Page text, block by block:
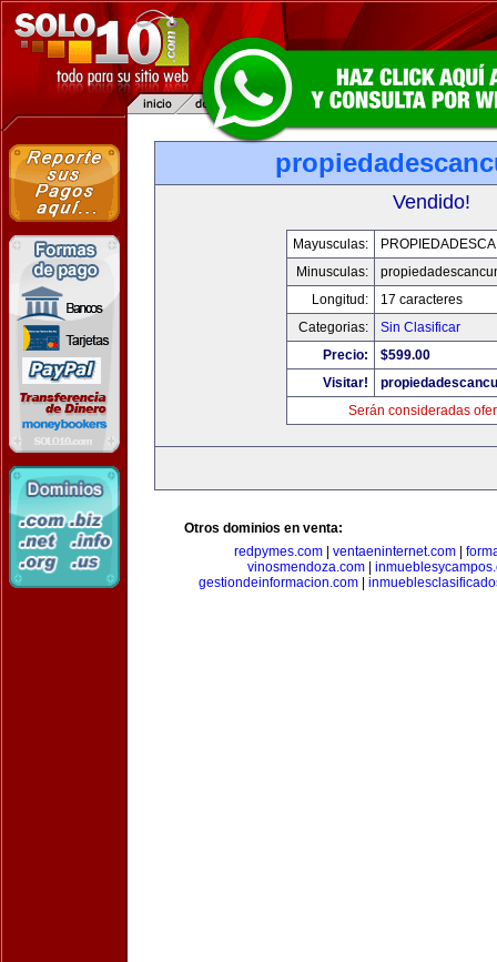
Vendido!
Mayusculas:
Minusculas:
Longitud:
17 caracteres
Categorias:
Sin Clasificar
Precio:
$599.00
Visitar!
Serán consideradas
Otros dominios en venta:
redpymes.com
ventaeninternet.com
vinosmendoza.com|
gestiondeinformacion.com